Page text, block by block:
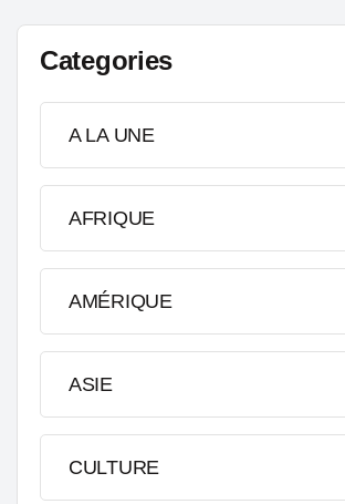
Categories
A LA UNE
AFRIQUE
AMÉRIQUE
ASIE
CULTURE